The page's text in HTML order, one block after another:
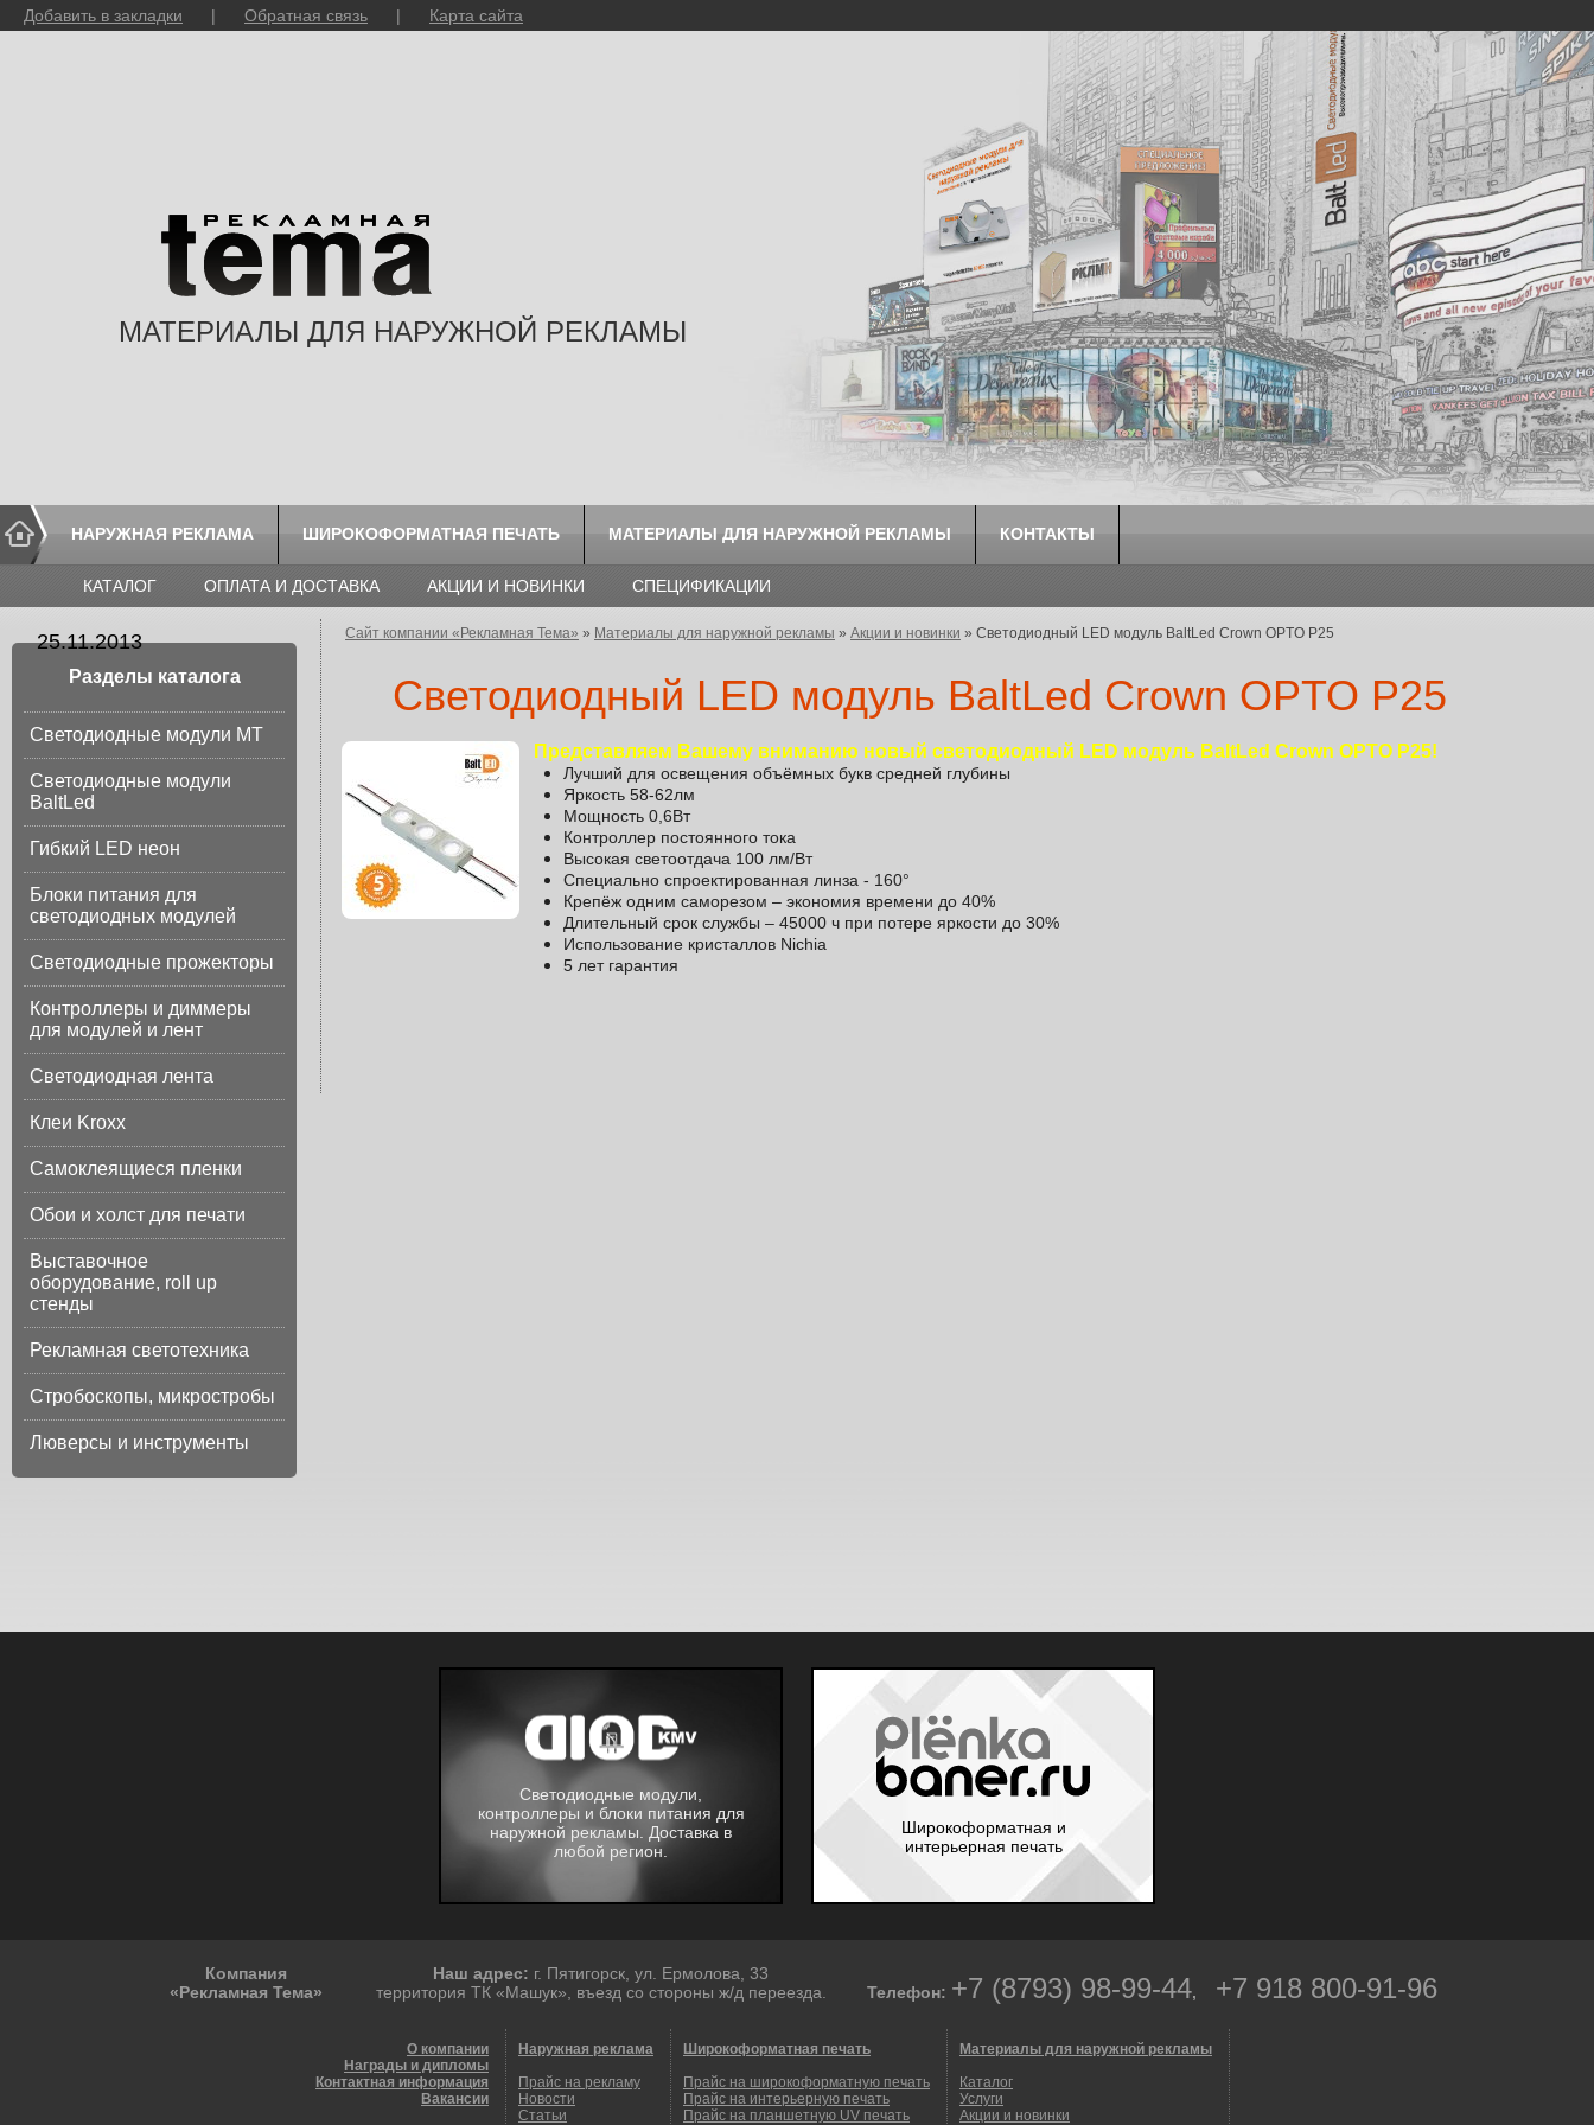
Добавить в закладки | Обратная связь | Карта сайта
МАТЕРИАЛЫ ДЛЯ НАРУЖНОЙ РЕКЛАМЫ
НАРУЖНАЯ РЕКЛАМА ШИРОКОФОРМАТНАЯ ПЕЧАТЬ МАТЕРИАЛЫ ДЛЯ НАРУЖНОЙ РЕКЛАМЫ КОНТАКТЫ
КАТАЛОГ ОПЛАТА И ДОСТАВКА АКЦИИ И НОВИНКИ СПЕЦИФИКАЦИИ
Разделы каталога
Светодиодные модули МТ
Светодиодные модули
BaltLed
Гибкий LED неон
Блоки питания для
светодиодных модулей
Светодиодные прожекторы
Контроллеры и диммеры
для модулей и лент
Светодиодная лента
Клеи Kroxx
Самоклеящиеся пленки
Обои и холст для печати
Выставочное
оборудование, roll up
стенды
Рекламная светотехника
Стробоскопы, микростробы
Люверсы и инструменты
Сайт компании «Рекламная Тема» » Материалы для наружной рекламы » Акции и новинки » Светодиодный LED модуль BaltLed Crown OPTO P25
25.11.2013
Светодиодный LED модуль BaltLed Crown OPTO P25
Представляем Вашему вниманию новый светодиодный LED модуль BaltLed Crown OPTO P25!
Лучший для освещения объёмных букв средней глубины
Яркость 58-62лм
Мощность 0,6Вт
Контроллер постоянного тока
Высокая светоотдача 100 лм/Вт
Специально спроектированная линза - 160°
Крепёж одним саморезом – экономия времени до 40%
Длительный срок службы – 45000 ч при потере яркости до 30%
Использование кристаллов Nichia
5 лет гарантия
Светодиодные модули,
контроллеры и блоки питания для
наружной рекламы. Доставка в
любой регион.
Широкоформатная и
интерьерная печать
Компания
«Рекламная Тема»
Наш адрес: г. Пятигорск ул. Ермолова, 33
территория ТК «Машук», въезд со стороны ж/д переезда.
Телефон: +7 (8793) 98-99-44, +7 918 800-91-96
О компании
Награды и дипломы
Контактная информация
Вакансии
Наружная реклама
Прайс на рекламу
Новости
Статьи
Широкоформатная печать
Прайс на широкоформатную печать
Прайс на интерьерную печать
Прайс на планшетную UV печать
Материалы для наружной рекламы
Каталог
Услуги
Акции и новинки